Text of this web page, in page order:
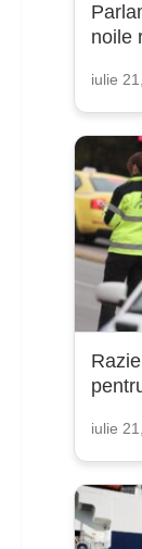
noile
iulie
iulie